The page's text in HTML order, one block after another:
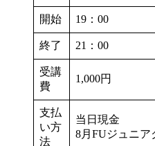
開始 19：00
終了 21：00
受講
費
1,000円
支払
い方
法
当日現金
8月FUジュニア